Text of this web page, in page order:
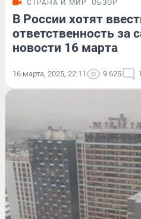
СТРАНА И МИР ОБЗОР
В России хотят
ответственность за
новости 16 марта
16 марта, 2025, 22:11 9 625